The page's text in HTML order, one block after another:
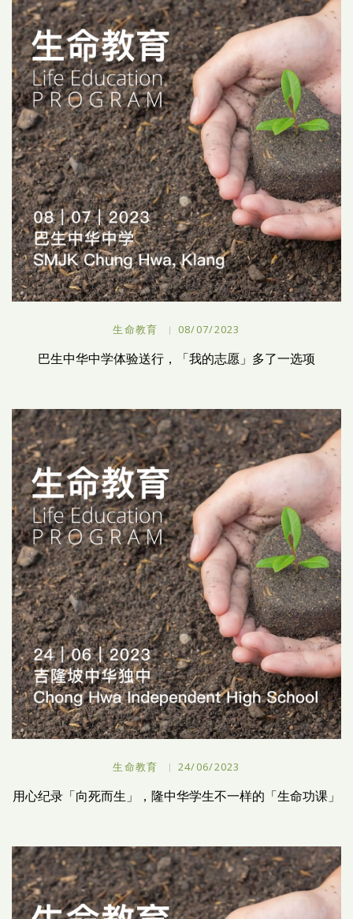
生命教育 08/07/2023
巴生中华中学体验送行，「我的志愿」多了一选项
生命教育 24/06/2023
用心纪录「向死而生」，隆中华学生不一样的「生命功课」